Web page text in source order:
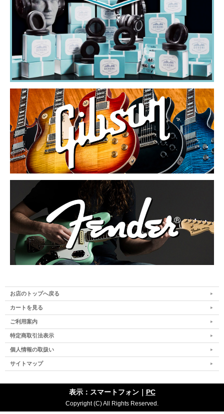
お店のトップへ戻る
カートを見る
ご利用案内
特定商取引法表示
個人情報の取扱い
サイトマップ
表示：スマートフォン｜ PC
Copyright (C) All Rights Reserved.